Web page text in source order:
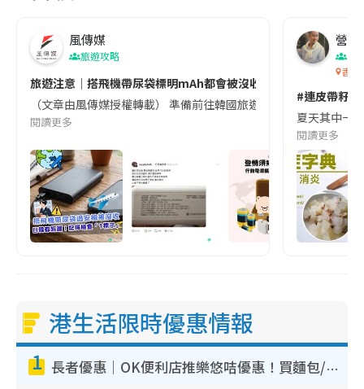
風傳媒
旅遊攻略
旅遊注意｜搭飛機帶尿袋標明mAh都會被沒收😱出發前切記檢查
（文章由風傳媒授權轉載） 準備前往韓國旅遊的民眾，近期要
閱讀更多
營養
香港
#連皮帶籽
夏天其中一
閱讀更多
港生活限時優惠情報
1 長者優惠｜OK便利店推樂悠咭優惠！買麵包/牛奶/保健品拍卡即減